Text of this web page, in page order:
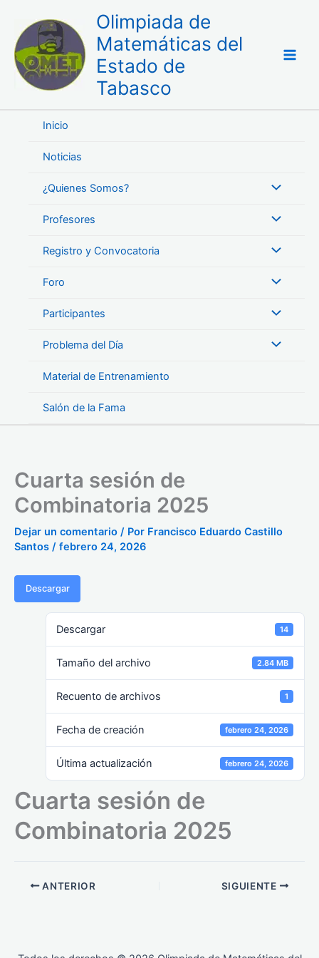
contenido
Olimpiada de
Matemáticas del
Estado de
Tabasco
Inicio
Noticias
¿Quienes Somos?
Profesores
Registro y Convocatoria
Foro
Participantes
Problema del Día
Material de Entrenamiento
Salón de la Fama
Cuarta sesión de
Combinatoria 2025
Dejar un comentario / Por Francisco Eduardo Castillo
Santos / febrero 24, 2026
Descargar
Descargar 14
Tamaño del archivo 2.84 MB
Recuento de archivos 1
Fecha de creación febrero 24, 2026
Última actualización febrero 24, 2026
Cuarta sesión de
Combinatoria 2025
ANTERIOR SIGUIENTE